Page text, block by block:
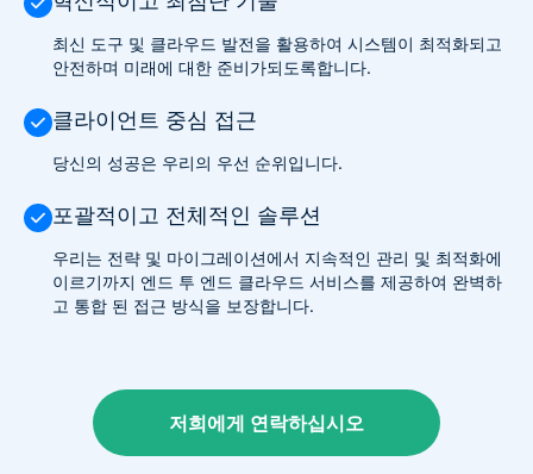
최신 도구 및 클라우드 발전을 활용하여 시스템이 최적화되고
안전하며 미래에 대한 준비가되도록합니다.
클라이언트 중심 접근
당신의 성공은 우리의 우선 순위입니다.
포괄적이고 전체적인 솔루션
우리는 전략 및 마이그레이션에서 지속적인 관리 및 최적화에
이르기까지 엔드 투 엔드 클라우드 서비스를 제공하여 완벽하
고 통합 된 접근 방식을 보장합니다.
저희에게 연락하십시오